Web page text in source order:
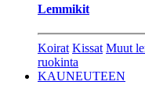
Lemmikit
Koirat Kissat Muut
ruokinta
KAUNEUTEEN